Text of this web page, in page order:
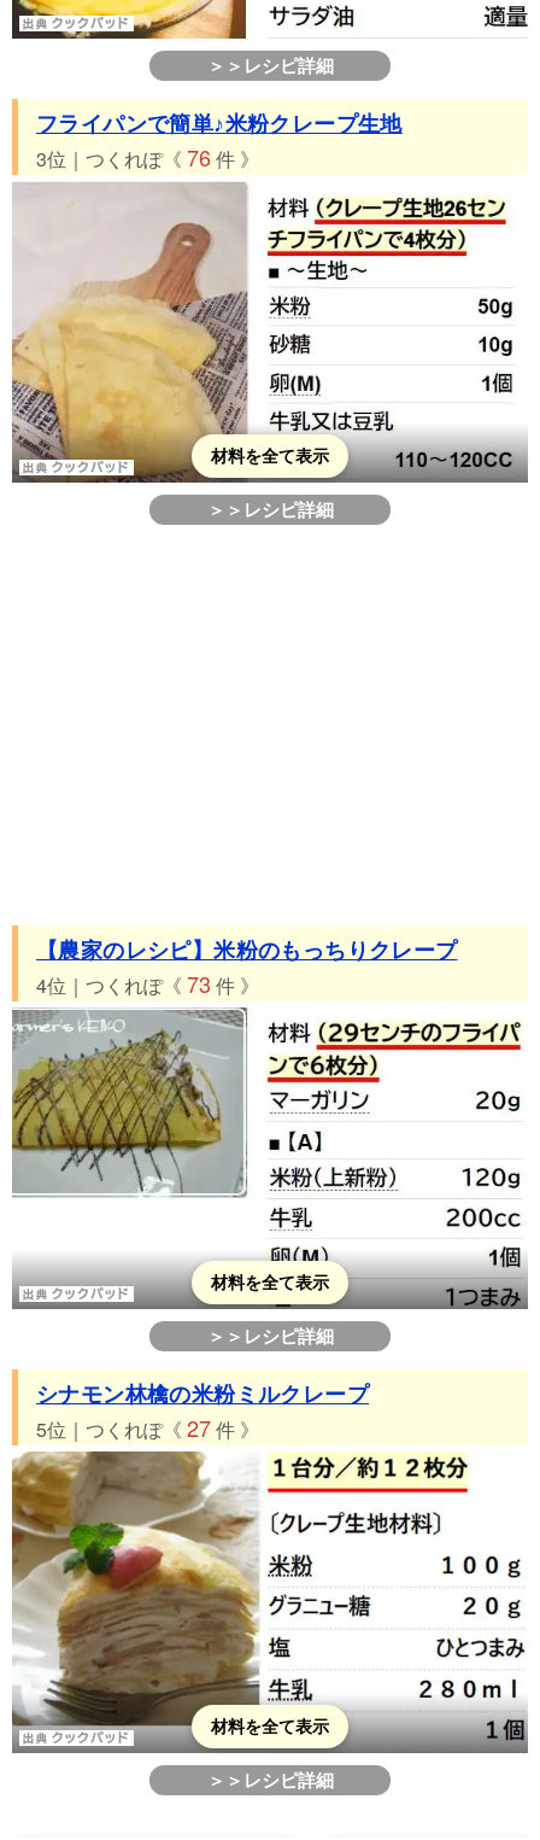
＞＞レシピ詳細
フライパンで簡単♪米粉クレープ生地
3位｜つくれぽ《 76件 》
材料を全て表示
＞＞レシピ詳細
【農家のレシピ】米粉のもっちりクレープ
4位｜つくれぽ《 73 件 》
材料を全て表示
＞＞レシピ詳細
シナモン林檎の米粉ミルクレープ
5位｜つくれぽ《 27件 》
材料を全て表示
＞＞レシピ詳細